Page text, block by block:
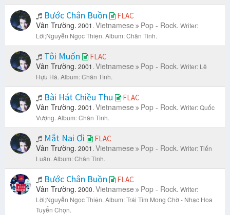
Bước Chân Buồn FLAC
Vân Trường. 2001. Vietnamese Pop - Rock. Writer:
Lời;Nguyễn Ngọc Thiện. Album: Chân Tình.
Tôi Muốn FLAC
Vân Trường. 2001. Vietnamese Pop - Rock. Writer: Lê
Hựu Hà. Album: Chân Tình.
Bài Hát Chiều Thu FLAC
Vân Trường. 2001. Vietnamese Pop - Rock. Writer: Quốc
Vượng. Album: Chân Tình.
Mắt Nai Ơi FLAC
Vân Trường. 2001. Vietnamese Pop - Rock. Writer: Tiến
Luân. Album: Chân Tình.
Bước Chân Buồn FLAC
Vân Trường. 2000. Vietnamese Pop - Rock. Writer:
Lời;Nguyễn Ngọc Thiện. Album: Trái Tim Mong Chờ - Nhạc Hoa
Tuyển Chọn.